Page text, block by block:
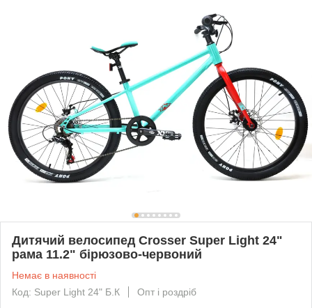
Дитячий велосипед Crosser Super Light 24"
рама 11.2" бірюзово-червоний
Немає в наявності
Код: Super Light 24" Б.К
Опт і роздріб